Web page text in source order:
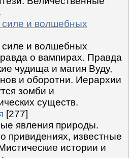
силе и волшебных
силе и волшебных
о вампирах. Правда
чудища и магия Вуду,
и оборотни. Иерархии
зомби и
существ.
[277]
явления природы.
привидениях, известные
истории и